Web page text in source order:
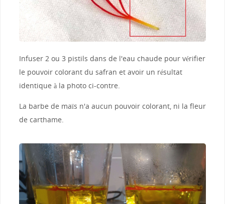
Infuser 2 ou 3 pistils dans de l'eau chaude pour vérifier
le pouvoir colorant du safran et avoir un résultat
identique à la photo ci-contre.
La barbe de maïs n'a aucun pouvoir colorant, ni la fleur
de carthame.